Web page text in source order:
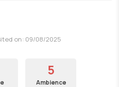
on: 09/08/2025
5
Ambience